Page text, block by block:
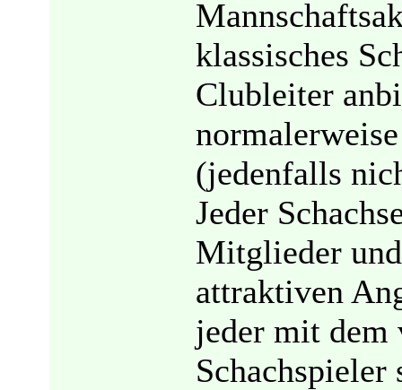
klassisches
Clubleiter
(jedenfalls
Jeder
Mitglieder
attraktiven
jeder mit dem